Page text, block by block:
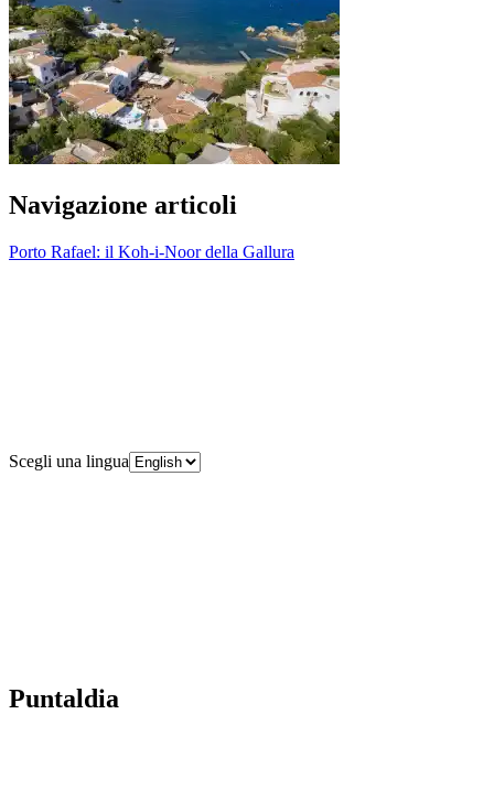
Navigazione articoli
Porto Rafael: il Koh-i-Noor della Gallura
Scegli una lingua
Puntaldia